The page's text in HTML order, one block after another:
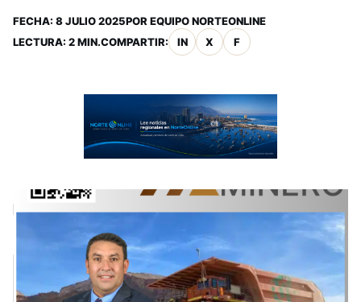
FECHA: 8 JULIO 2025POR EQUIPO NORTEONLINE
LECTURA: 2 MIN.COMPARTIR: IN X F